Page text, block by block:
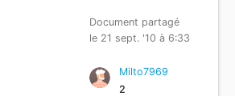
Document partagé
le 21 sept. '10 à 6:33
Milto7969
2